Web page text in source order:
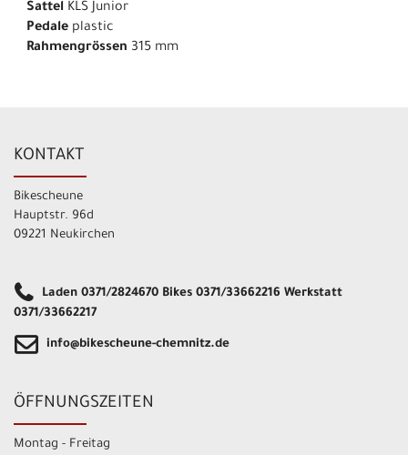
Sattel KLS Junior
Pedale plastic
Rahmengrössen 315 mm
KONTAKT
Bikescheune
Hauptstr. 96d
09221 Neukirchen
Laden 0371/2824670 Bikes 0371/33662216 Werkstatt
0371/33662217
info@bikescheune-chemnitz.de
ÖFFNUNGSZEITEN
Montag - Freitag